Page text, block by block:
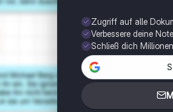
Zugriff auf alle
Verbessere deine
Schließ dich